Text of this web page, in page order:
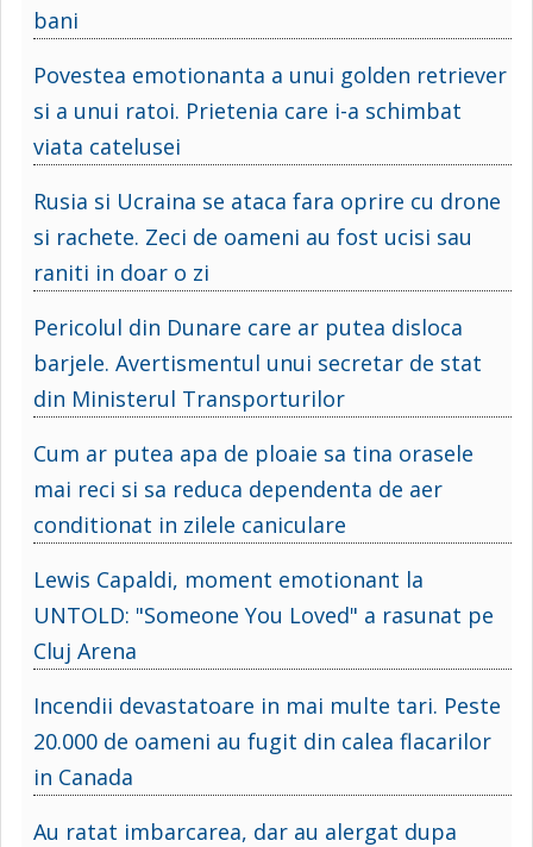
bani
Povestea emotionanta a unui golden retriever
si a unui ratoi. Prietenia care i-a schimbat
viata catelusei
Rusia si Ucraina se ataca fara oprire cu drone
si rachete. Zeci de oameni au fost ucisi sau
raniti in doar o zi
Pericolul din Dunare care ar putea disloca
barjele. Avertismentul unui secretar de stat
din Ministerul Transporturilor
Cum ar putea apa de ploaie sa tina orasele
mai reci si sa reduca dependenta de aer
conditionat in zilele caniculare
Lewis Capaldi, moment emotionant la
UNTOLD: "Someone You Loved" a rasunat pe
Cluj Arena
Incendii devastatoare in mai multe tari. Peste
20.000 de oameni au fugit din calea flacarilor
in Canada
Au ratat imbarcarea, dar au alergat dupa